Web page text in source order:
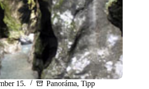
15. Panoráma, Tipp